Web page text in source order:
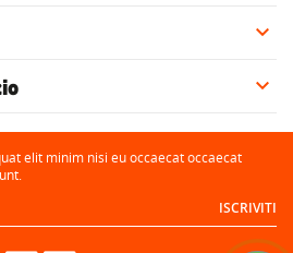


elit minim nisi eu occaecat occaecat
ISCRIVITI